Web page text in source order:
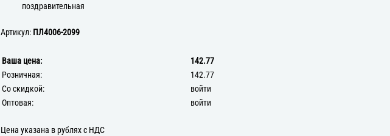
поздравительная
Артикул: ПЛ4006-2099
Ваша цена:
142.77
Розничная:
142.77
Со скидкой:
войти
Оптовая:
войти
Цена указана в рублях с НДС